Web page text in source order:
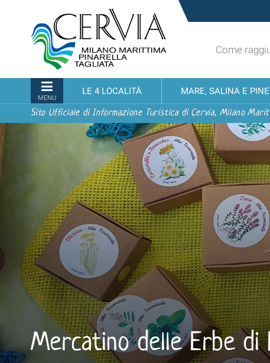
contenuti.
alla
navigazione
turistico
ufficiale
Cervia,
Milano
Marittima,
Pinarella,
Tagliata
Come
MENU
LE 4 LOCALITÀ MARE, SALINA E
Sito Ufficiale di Informazione Turistica di Cervia, Milano
Mercatino delle Erbe di